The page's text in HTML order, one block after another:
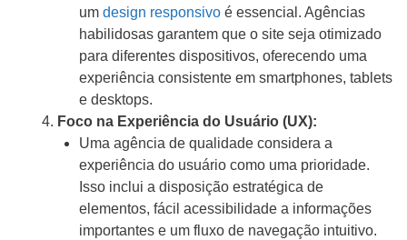
um design responsivo é essencial. Agências
habilidosas garantem que o site seja otimizado
para diferentes dispositivos, oferecendo uma
experiência consistente em smartphones, tablets
e desktops.
Foco na Experiência do Usuário (UX):
Uma agência de qualidade considera a
experiência do usuário como uma prioridade.
Isso inclui a disposição estratégica de
elementos, fácil acessibilidade a informações
importantes e um fluxo de navegação intuitivo.